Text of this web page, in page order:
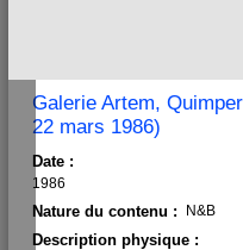
Galerie Artem,
22 mars 1986)
Date :
1986
Nature du contenu : N&B
Description physique :